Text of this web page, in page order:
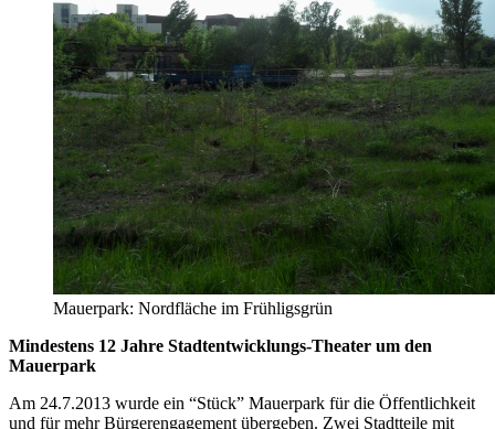
Mauerpark: Nordfläche im Frühligsgrün
Mindestens 12 Jahre Stadtentwicklungs-Theater um den
Mauerpark
Am 24.7.2013 wurde ein “Stück” Mauerpark für die Öffentlichkeit
und für mehr Bürgerengagement übergeben. Zwei Stadtteile mit